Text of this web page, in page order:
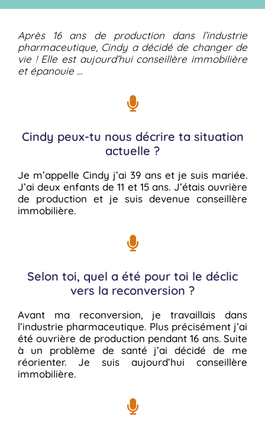
Après 16 ans de production dans l’industrie
pharmaceutique, Cindy a décidé de changer de
vie ! Elle est aujourd’hui conseillère immobilière
et épanouie …
Cindy peux-tu nous décrire ta situation
actuelle ?
Je m’appelle Cindy j’ai 39 ans et je suis mariée.
J’ai deux enfants de 11 et 15 ans. J’étais ouvrière
de production et je suis devenue conseillère
immobilière.
Selon toi, quel a été pour toi le déclic
vers la reconversion ?
Avant ma reconversion, je travaillais dans
l’industrie pharmaceutique. Plus précisément j’ai
été ouvrière de production pendant 16 ans. Suite
à un problème de santé j’ai décidé de me
réorienter. Je suis aujourd’hui conseillère
immobilière.